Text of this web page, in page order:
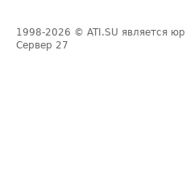
1998-2026 © ATI.SU является
Сервер 27